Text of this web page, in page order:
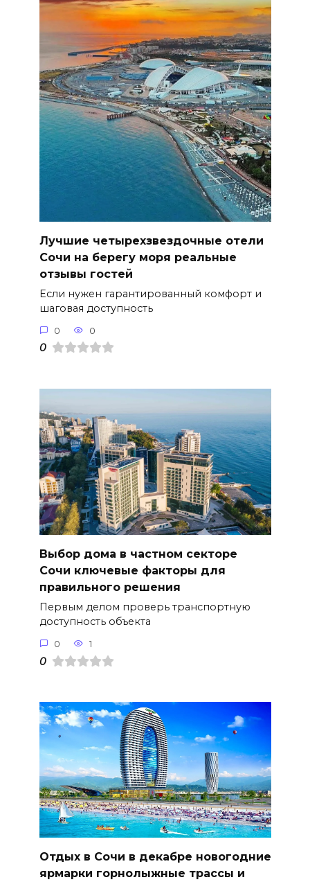
Лучшие четырехзвездочные отели
Сочи на берегу моря реальные
отзывы гостей
Если нужен гарантированный комфорт и
шаговая доступность
0 0
0
Выбор дома в частном секторе
Сочи ключевые факторы для
правильного решения
Первым делом проверь транспортную
доступность объекта
0 1
0
Отдых в Сочи в декабре новогодние
ярмарки горнолыжные трассы и